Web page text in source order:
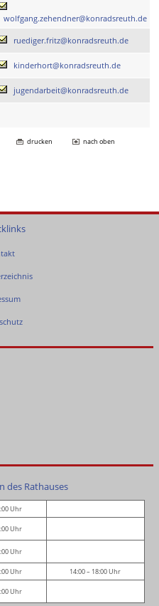
wolfgang.zehendner@konradsreuth.de
ruediger.fritz@konradsreuth.de
kinderhort@konradsreuth.de
jugendarbeit@konradsreuth.de
drucken nach oben
des Rathauses
Uhr
Uhr
Uhr
Uhr 14:00 – 18:00 Uhr
Uhr